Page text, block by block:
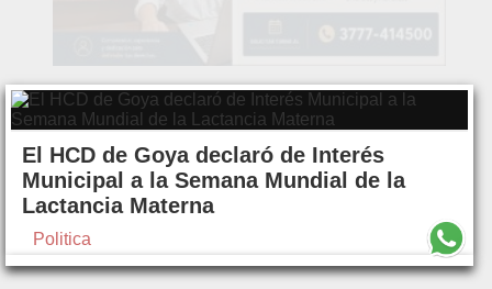
El HCD de Goya declaró de Interés
Municipal a la Semana Mundial de la
Lactancia Materna
Politica